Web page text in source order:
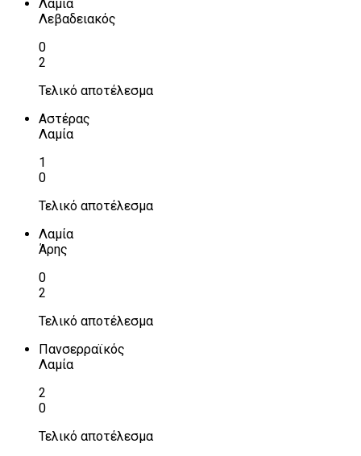
Λαμία
Λεβαδειακός
0
2
Τελικό αποτέλεσμα
Αστέρας
Λαμία
1
0
Τελικό αποτέλεσμα
Λαμία
Άρης
0
2
Τελικό αποτέλεσμα
Πανσερραϊκός
Λαμία
2
0
Τελικό αποτέλεσμα